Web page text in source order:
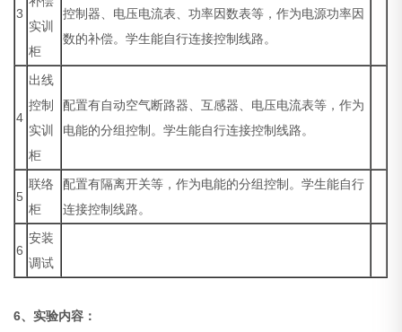
3
实训
柜
控制器、电压电流表、功率因数表等，作为电源功率因
数的补偿。学生能自行连接控制线路。
4
出线
控制
实训
柜
配置有自动空气断路器、互感器、电压电流表等，作为
电能的分组控制。学生能自行连接控制线路。
5
联络
柜
配置有隔离开关等，作为电能的分组控制。学生能自行
连接控制线路。
6
安装
调试
6、实验内容：